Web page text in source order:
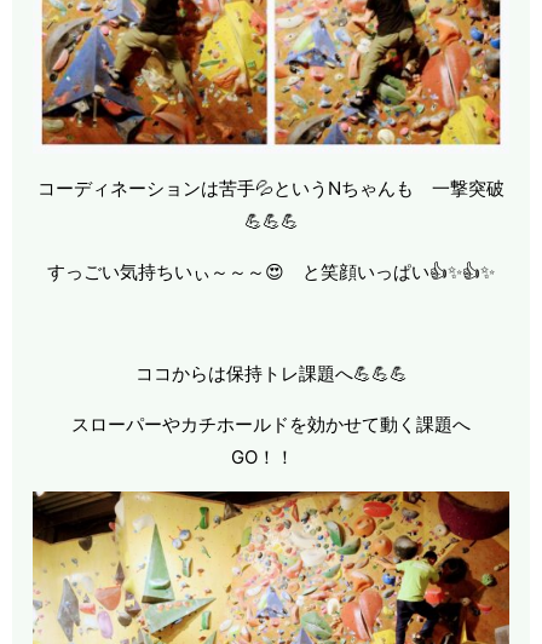
コーディネーションは苦手💦というNちゃんも 一撃突破
💪💪💪
すっごい気持ちいぃ～～～😍 と笑顔いっぱい👍✨👍✨
ココからは保持トレ課題へ💪💪💪
スローパーやカチホールドを効かせて動く課題へ
GO！！